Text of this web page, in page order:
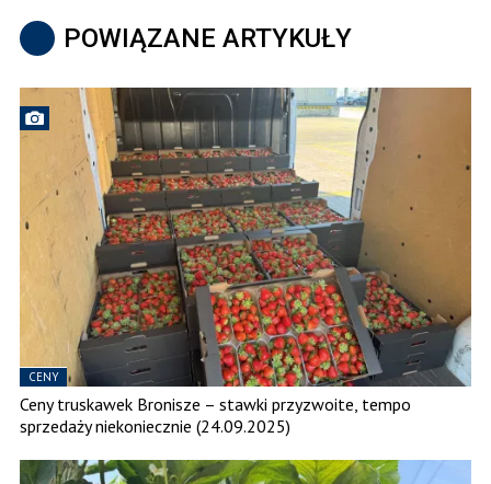
POWIĄZANE ARTYKUŁY
CENY
Ceny truskawek Bronisze – stawki przyzwoite, tempo
sprzedaży niekoniecznie (24.09.2025)